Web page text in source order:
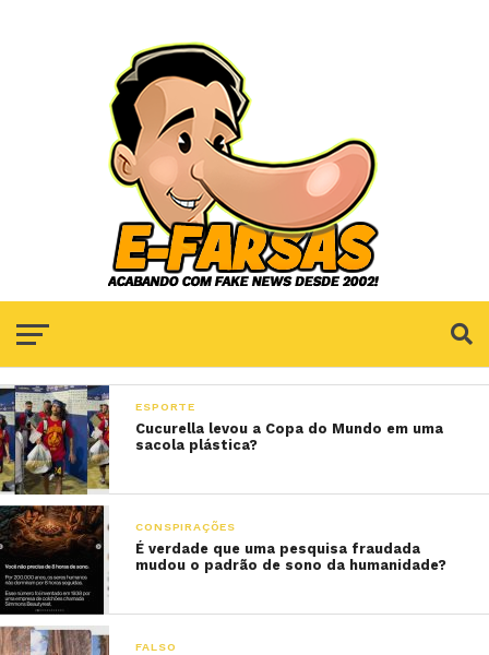
ESPORTE
Cucurella levou a Copa do Mundo em uma
sacola plástica?
CONSPIRAÇÕES
É verdade que uma pesquisa fraudada
mudou o padrão de sono da humanidade?
FALSO